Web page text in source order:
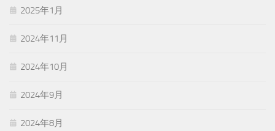
2025年1月
2024年11月
2024年10月
2024年9月
2024年8月